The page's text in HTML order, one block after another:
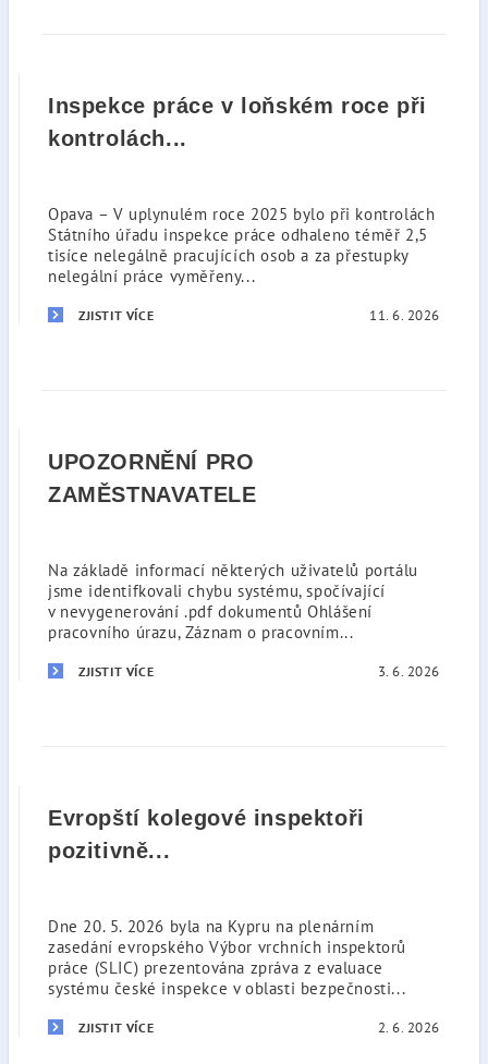
Inspekce práce v loňském roce při
kontrolách...
Opava – V uplynulém roce 2025 bylo při kontrolách
Státního úřadu inspekce práce odhaleno téměř 2,5
tisíce nelegálně pracujících osob a za přestupky
nelegální práce vyměřeny...
ZJISTIT VÍCE 11. 6. 2026
UPOZORNĚNÍ PRO
ZAMĚSTNAVATELE
Na základě informací některých uživatelů portálu
jsme identifkovali chybu systému, spočívající
v nevygenerování .pdf dokumentů Ohlášení
pracovního úrazu, Záznam o pracovním...
ZJISTIT VÍCE 3. 6. 2026
Evropští kolegové inspektoři
pozitivně...
Dne 20. 5. 2026 byla na Kypru na plenárním
zasedání evropského Výbor vrchních inspektorů
práce (SLIC) prezentována zpráva z evaluace
systému české inspekce v oblasti bezpečnosti...
ZJISTIT VÍCE 2. 6. 2026